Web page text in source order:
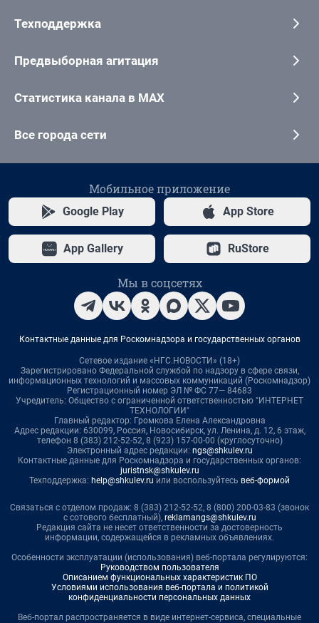
Техподдержка
Предвыборная агитация
Статистика канала в MAX
Все города сети
Мобильное приложение
Google Play App Store
App Gallery RuStore
Мы в соцсетях
Контактные данные для Роскомнадзора и государственных органов
Сетевое издание «НГС.НОВОСТИ» (18+)
Зарегистрировано Федеральной службой по надзору в сфере связи,
информационных технологий и массовых коммуникаций (Роскомнадзор)
Регистрационный номер ЭЛ № ФС 77— 84683
Учредитель: Общество с ограниченной ответственностью "ИНТЕРНЕТ
ТЕХНОЛОГИИ"
Главный редактор: Громкова Елена Александровна
Адрес редакции: 630099, Россия, Новосибирск, ул. Ленина, д. 12, 6 этаж,
телефон 8 (383) 212-52-52, 8 (923) 157-00-00 (круглосуточно)
Электронный адрес редакции: ngs@shkulev.ru
Контактные данные для Роскомнадзора и государственных органов:
juristnsk@shkulev.ru
Техподдержка: help@shkulev.ru или воспользуйтесь веб-формой
Связаться с отделом продаж: 8 (383) 212-52-52, 8 (800) 200-03-83 (звонок
с сотового бесплатный), reklamangs@shkulev.ru
Редакция сайта не несет ответственности за достоверность
информации, содержащейся в рекламных объявлениях.
Особенности эксплуатации (использования) веб-портала регулируются:
Руководством пользователя
Описанием функциональных характеристик ПО
Условиями использования веб-портала и политикой
конфиденциальности персональных данных
Веб-портал распространяется в виде интернет-сервиса, специальные